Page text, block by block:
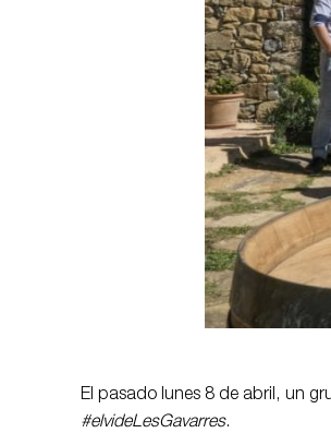
El pasado lunes 8 de abril, un
#elvideLesGavarres.